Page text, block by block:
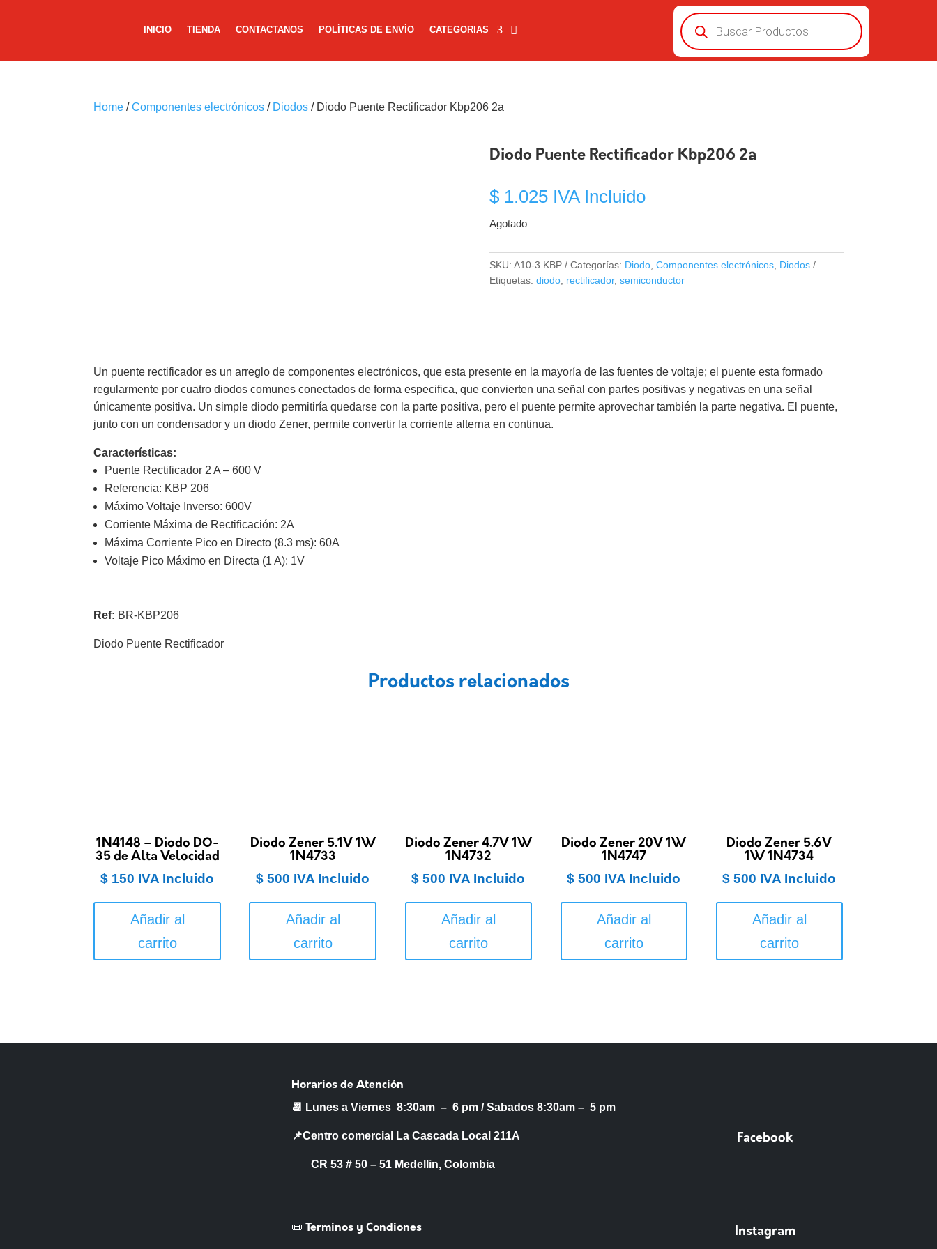
INICIO TIENDA CONTACTANOS POLÍTICAS DE ENVÍO CATEGORIAS
Búsqueda
de
productos
Home /Componentes electrónicos / Diodos / Diodo Puente Rectificador Kbp206 2a
Diodo Puente Rectificador Kbp206 2a
$1.025 IVA Incluido
Agotado
SKU: A10-3 KBP Categorías: Diodo, Componentes electrónicos, Diodos
Etiquetas: diodo, rectificador, semiconductor
Un puente rectificador es un arreglo de componentes electrónicos, que esta presente en la mayoría de las fuentes de voltaje; el puente esta formado
regularmente por cuatro diodos comunes conectados de forma especifica, que convierten una señal con partes positivas y negativas en una señal
únicamente positiva. Un simple diodo permitiría quedarse con la parte positiva, pero el puente permite aprovechar también la parte negativa. El puente,
junto con un condensador y un diodo Zener, permite convertir la corriente alterna en continua.
Características:
Puente Rectificador 2 A – 600 V
Referencia: KBP 206
Máximo Voltaje Inverso: 600V
Corriente Máxima de Rectificación: 2A
Máxima Corriente Pico en Directo (8.3 ms): 60A
Voltaje Pico Máximo en Directa (1 A): 1V
Ref: BR-KBP206
Diodo Puente Rectificador
Productos relacionados
1N4148 – Diodo DO-
35 de Alta Velocidad
$ 150 IVA Incluido
Añadir al
carrito
Diodo Zener 5.1V 1W
1N4733
$ 500 IVA Incluido
Añadir al
carrito
Diodo Zener 4.7V 1W
1N4732
$ 500 IVA Incluido
Añadir al
carrito
Diodo Zener 20V 1W
1N4747
$ 500 IVA Incluido
Añadir al
carrito
Diodo Zener 5.6V
1W 1N4734
$ 500 IVA Incluido
Añadir al
carrito
Horarios de Atención
📆 Lunes a Viernes 8:30am – 6 pm /Sabados 8:30am – 5 pm
📌Centro comercial La Cascada Local 211A
CR 53 # 50 – 51 Medellin, Colombia
📜 Terminos y Condiones
Facebook
Instagram